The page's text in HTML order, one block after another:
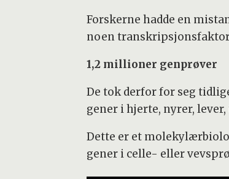
Forskerne hadde en
noen
1,2 millioner genprøver
De tok derfor for seg
gener i hjerte, nyrer,
Dette er et
gener i celle- eller